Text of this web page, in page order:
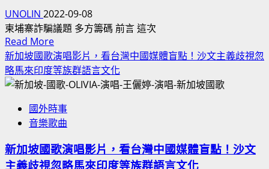
政
府
新
南
向
政
策！
BY
新
嚴
重！
政
府
建
議
民
眾
行
人
出
YOUTUBER
在
台
灣
收
錄
最
齊
名
單！
UNOLIN 2022-09-08
柬埔寨詐騙議題 多方籌碼 前言 這次
Read MoreRead
more
about
柬
寨
詐
議
新加坡國歌演唱影片，看台灣中國媒體盲點！沙文主義歧視忽
略馬來印度等族群語言文化
國外時事
音樂歌曲
新加坡國歌演唱影片，看台灣中國媒體盲點！沙文
主義歧視忽略馬來印度等族群語言文化